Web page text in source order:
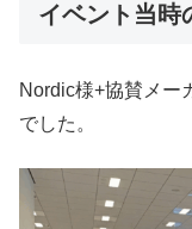
イベント当時
Nordic様+協賛メー
でした。